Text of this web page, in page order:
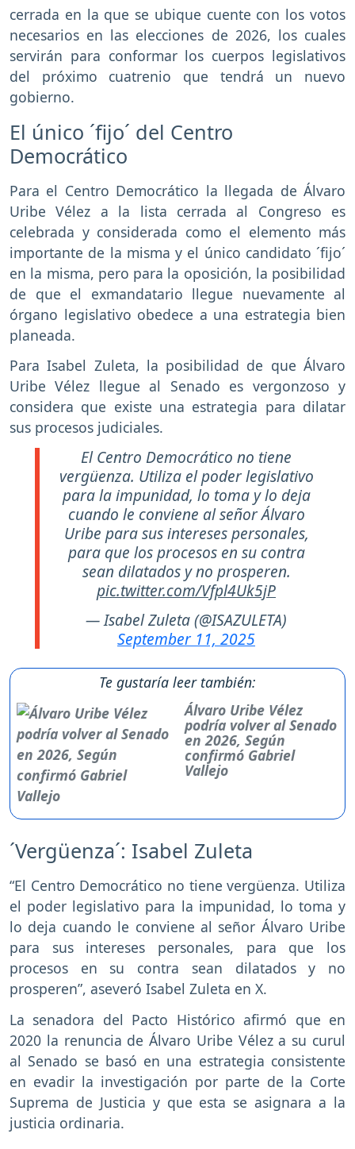
cerrada en la que se ubique cuente con los votos
necesarios en las elecciones de 2026, los cuales
servirán para conformar los cuerpos legislativos
del próximo cuatrenio que tendrá un nuevo
gobierno.
El único ´fijo´ del Centro
Democrático
Para el Centro Democrático la llegada de Álvaro
Uribe Vélez a la lista cerrada al Congreso es
celebrada y considerada como el elemento más
importante de la misma y el único candidato ´fijo´
en la misma, pero para la oposición, la posibilidad
de que el exmandatario llegue nuevamente al
órgano legislativo obedece a una estrategia bien
planeada.
Para Isabel Zuleta, la posibilidad de que Álvaro
Uribe Vélez llegue al Senado es vergonzoso y
considera que existe una estrategia para dilatar
sus procesos judiciales.
El Centro Democrático no tiene
vergüenza. Utiliza el poder legislativo
para la impunidad, lo toma y lo deja
cuando le conviene al señor Álvaro
Uribe para sus intereses personales,
para que los procesos en su contra
sean dilatados y no prosperen.
pic.twitter.com/Vfpl4Uk5jP
— Isabel Zuleta (@ISAZULETA)
September 11, 2025
Te gustaría leer también:
Álvaro Uribe Vélez
podría volver al Senado
en 2026, Según
confirmó Gabriel
Vallejo
´Vergüenza´: Isabel Zuleta
“El Centro Democrático no tiene vergüenza. Utiliza
el poder legislativo para la impunidad, lo toma y
lo deja cuando le conviene al señor Álvaro Uribe
para sus intereses personales, para que los
procesos en su contra sean dilatados y no
prosperen”, aseveró Isabel Zuleta en X.
La senadora del Pacto Histórico afirmó que en
2020 la renuncia de Álvaro Uribe Vélez a su curul
al Senado se basó en una estrategia consistente
en evadir la investigación por parte de la Corte
Suprema de Justicia y que esta se asignara a la
justicia ordinaria.